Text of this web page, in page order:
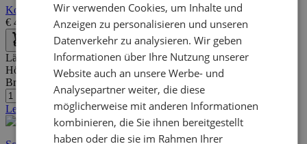
Kommode Dudek 83cm mit 2 Türen und 1 Schublade - weiß
€ 435,00 €694,00
Länge:
80 cm
Höhe:
85 cm
Breite/Tiefe:
Letzte Stücke
Wir verwenden Cookies, um Inhalte und
Anzeigen zu personalisieren und unseren
Datenverkehr zu analysieren. Wir geben
Informationen über Ihre Nutzung unserer
Website auch an unsere Werbe- und
Analysepartner weiter, die diese
möglicherweise mit anderen Informationen
kombinieren, die Sie ihnen bereitgestellt
haben oder die sie im Rahmen Ihrer